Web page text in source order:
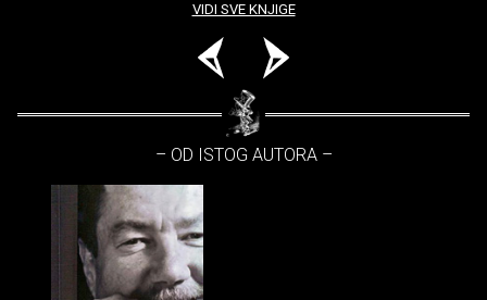
VIDI SVE KNJIGE
– OD ISTOG AUTORA –